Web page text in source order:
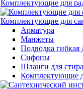
Комплектующие для
Комплектующие для
Арматура
Манжеты
Подводка гибкая
Сифоны
Шланги для
Комплектующие